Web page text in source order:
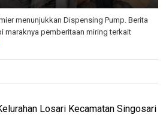
menunjukkan Dispensing Pump. Berita
maraknya pemberitaan miring terkait
Losari Kecamatan Singosari